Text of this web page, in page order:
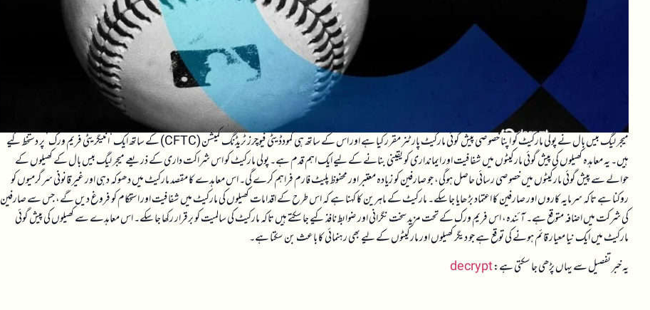
میجر لیگ بیس بال نے پولی مارکیٹ کو اپنا خصوصی پیش گوئی مارکیٹ پارٹنر مقرر کیا ہے اور اس کے ساتھ ہی کمودڈیٹی فیوچرز ٹریڈنگ کمیشن (CFTC) کے ساتھ ایک ‘انٹیگریٹی فریم ورک’ پر دستخط کیے
ہیں۔ یہ معاہدہ کھیلوں کی پیش گوئی مارکیٹوں میں شفافیت اور ایمانداری کو یقینی بنانے کے لیے ایک اہم قدم ہے۔ پولی مارکیٹ کو اس شراکت داری کے ذریعے میجر لیگ بیس بال کے کھیلوں کے
حوالے سے پیش گوئی مارکیٹوں میں خصوصی رسائی حاصل ہوگی، جو صارفین کو زیادہ معتبر اور محفوظ پلیٹ فارم فراہم کرے گی۔ اس معاہدے کا مقصد مارکیٹ میں دھوکہ دہی اور غیر قانونی سرگرمیوں کو
روکنا ہے تاکہ سرمایہ کاروں اور صارفین کا اعتماد بڑھایا جا سکے۔ مارکیٹ کے ماہرین کا کہنا ہے کہ اس طرح کے اقدامات کھیلوں کی مارکیٹ میں شفافیت اور استحکام کو فروغ دیں گے، جس سے صارفین
کی شرکت میں اضافہ متوقع ہے۔ آئندہ، اس فریم ورک کے تحت مزید سخت نگرانی اور ضوابط نافذ کیے جا سکتے ہیں تاکہ مارکیٹ کی سالمیت کو برقرار رکھا جا سکے۔ اس معاہدے سے کھیلوں کی پیش گوئی
مارکیٹ میں ایک نیا معیار قائم ہونے کی توقع ہے جو دیگر کھیلوں اور مارکیٹوں کے لیے بھی رہنمائی کا باعث بن سکتا ہے۔
یہ خبر تفصیل سے یہاں پڑھی جا سکتی ہے:decrypt